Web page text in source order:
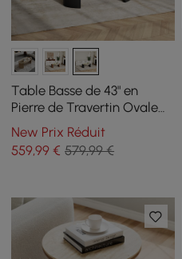
Table Basse de 43" en
Pierre de Travertin Ovale
Style Japandi
New Prix Réduit
559,99 € 579,99 €